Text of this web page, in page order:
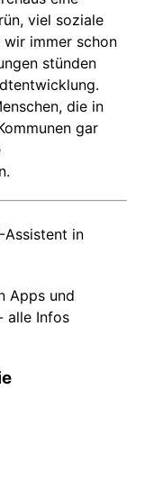
viel soziale
wir immer schon
stünden
die in
gar
Assistent in
Apps und
alle Infos